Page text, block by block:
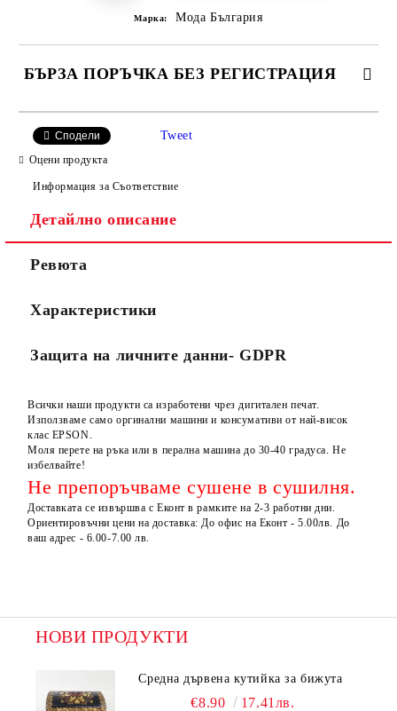
Марка: Мода България
БЪРЗА ПОРЪЧКА БЕЗ РЕГИСТРАЦИЯ
Съгласен съм с
Ние ще се свържем с вас в рамките на работния ден.
Сподели Tweet
Оцени продукта
Информация за Съответствие
Детайлно описание
Ревюта
Характеристики
Защита на личните данни- GDPR
Всички наши продукти са изработени чрез дигитален печат.
Използваме само оргинални машини и консумативи от най-висок
клас EPSON.
Моля перете на ръка или в перална машина до 30-40 градуса. Не
избелвайте!
Не препоръчваме сушене в сушилня.
Доставката се извършва с Еконт в рамките на 2-3 работни дни.
Ориентировъчни цени на доставка: До офис на Еконт - 5.00лв. До
ваш адрес - 6.00-7.00 лв.
НОВИ ПРОДУКТИ
Средна дървена кутийка за бижута
€8.90 17.41лв.